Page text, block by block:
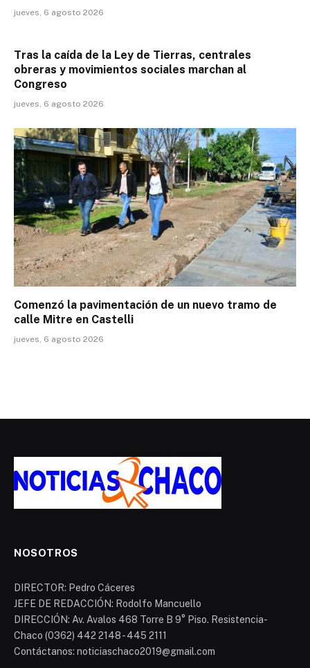
jueves, 6 agosto 2026
Tras la caída de la Ley de Tierras, centrales
obreras y movimientos sociales marchan al
Congreso
jueves, 6 agosto 2026
Comenzó la pavimentación de un nuevo tramo de
calle Mitre en Castelli
jueves, 6 agosto 2026
NOSOTROS
DIRECTOR: Pedro Cáceres
JEFE DE REDACCIÓN: Rodolfo Mancuello
DIRECCIÓN: Av. Avalos 468 Torre B 9° Piso. Resistencia-
Chaco (0362) 442 2148 - 445 2111
Contáctanos: noticiaschaco2019@gmail.com